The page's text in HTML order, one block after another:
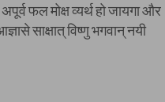
फल मोक्ष व्यर्थ हो जायगा और
साक्षात् विष्णु भगवान् नयी